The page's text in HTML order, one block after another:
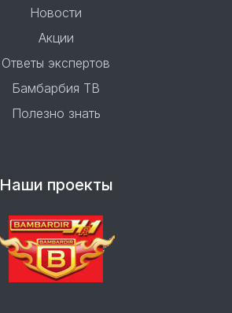
Новости
Акции
Ответы экспертов
Бамбарбия ТВ
Полезно знать
Наши проекты